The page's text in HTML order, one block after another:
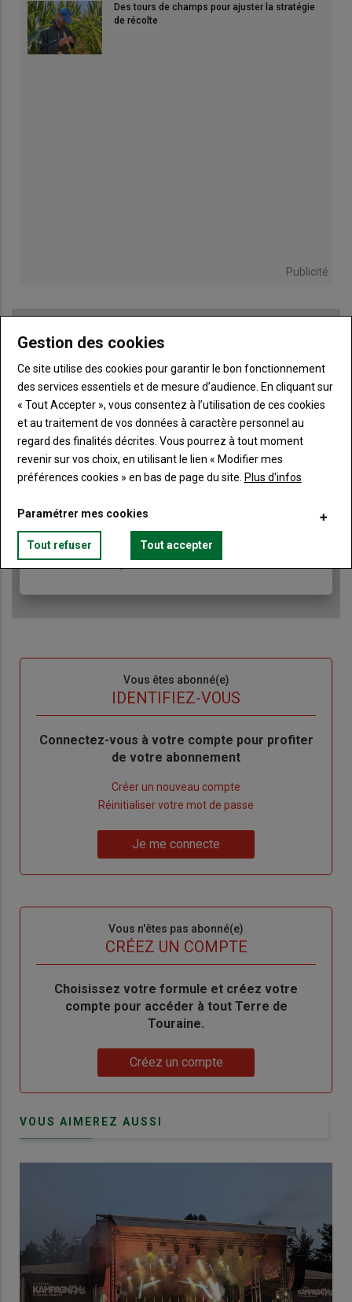
Des tours de champs pour ajuster la stratégie
de récolte
Publicité
Body A partir de 85€
Lien JE M'ABONNE
à
puce
Consultez le journal Terre de Touraine au format
numérique, sur tous les supports
Ne manquez aucune information grâce à la
newsletter du journal Terre de Touraine
Vous êtes abonné(e)
IDENTIFIEZ-VOUS
Body
Connectez-vous à votre compte pour profiter
de votre abonnement
Créer un nouveau compte
de
Réinitialiser votre mot de passe
me
Je me connecte
Vous n'êtes pas abonné(e)
CRÉEZ UN COMPTE
BodyChoisissez votre formule et créez votre
compte pour accéder à tout Terre de
Touraine.
Créez un compte
VOUS AIMEREZ AUSSI
Gestion des cookies
Ce site utilise des cookies pour garantir le bon fonctionnement
des services essentiels et de mesure d’audience. En cliquant sur
« Tout Accepter », vous consentez à l’utilisation de ces cookies
et au traitement de vos données à caractère personnel au
regard des finalités décrites. Vous pourrez à tout moment
revenir sur vos choix, en utilisant le lien « Modifier mes
préférences cookies » en bas de page du site. Plus d'infos
Paramétrer mes cookies
Tout refuser Tout accepter